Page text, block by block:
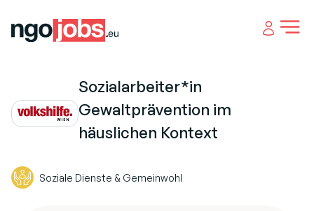
Open
Sozialarbeiter*in
Gewaltprävention im
häuslichen Kontext
Soziale Dienste & Gemeinwohl